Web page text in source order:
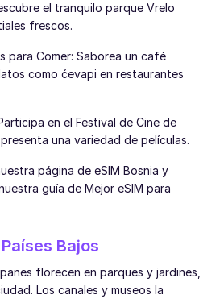
el tranquilo parque Vrelo
frescos.
para Comer: Saborea un café
como ćevapi en restaurantes
en el Festival de Cine de
una variedad de películas.
página de eSIM Bosnia y
guía de Mejor eSIM para
Bajos
florecen en parques y jardines,
Los canales y museos la